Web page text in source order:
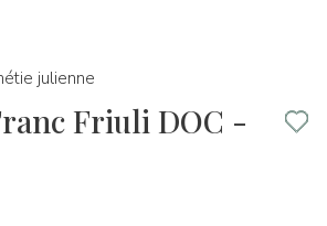
julienne
Friuli DOC -